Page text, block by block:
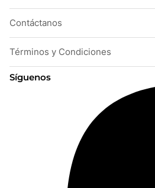
Contáctanos
Términos y Condiciones
Síguenos